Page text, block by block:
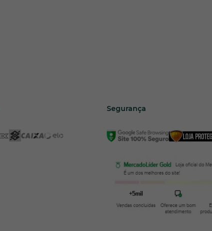
Segurança